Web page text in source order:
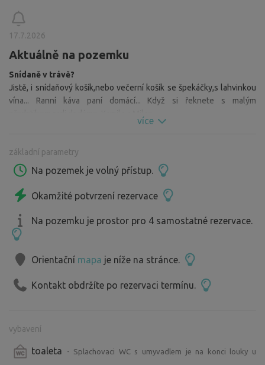
a krásnými výlety po okolí, rádi vás přivítáme
Další informace:
• Cesta podél louky je dobře sjízdná.
• Pozemek není oplocen – příjezd možný prakticky kdykoli.
• Prosíme jen o ohleduplnost k ostatním při pozdním
příjezdu.
• Vše je o domluvě, rádi se vším pomůžeme – bydlíme
hosty i snídaňový košík.
17.7.2026
Aktuálně na pozemku
Snídaně v trávě?
Jistě, i snídaňový košík,nebo večerní košík se špekáčky,s lahvinkou
vína... Ranní káva paní domácí... Když si řeknete s malým
více
základní parametry
Na pozemek je volný přístup.
Okamžité potvrzení rezervace
Na pozemku je prostor pro 4 samostatné rezervace.
Orientační mapa je níže na stránce.
Kontakt obdržíte po rezervaci termínu.
vybavení
toaleta - Splachovaci WC s umyvadlem je na konci louky u